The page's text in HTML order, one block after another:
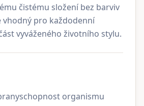
čistému složení bez barviv
vhodný pro každodenní
vyváženého životního stylu.
organismu